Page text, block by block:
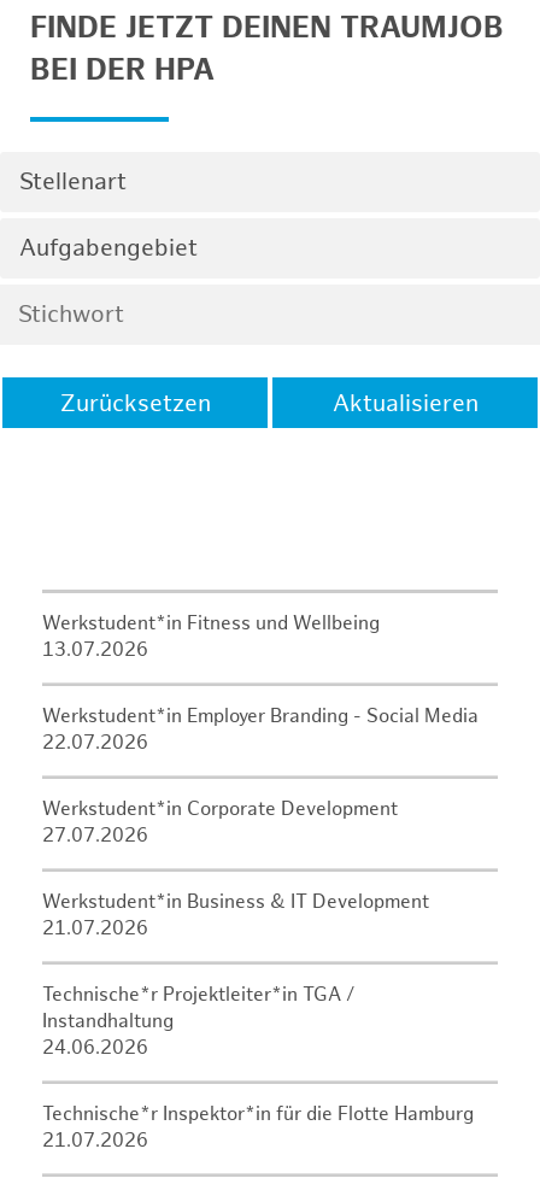
FINDE JETZT DEINEN TRAUMJOB
BEI DER HPA
Stellenart
Aufgabengebiet
Zurücksetzen Aktualisieren
Werkstudent*in Fitness und Wellbeing
13.07.2026
Werkstudent*in Employer Branding - Social Media
22.07.2026
Werkstudent*in Corporate Development
27.07.2026
Werkstudent*in Business & IT Development
21.07.2026
Technische*r Projektleiter*in TGA /
Instandhaltung
24.06.2026
Technische*r Inspektor*in für die Flotte Hamburg
21.07.2026